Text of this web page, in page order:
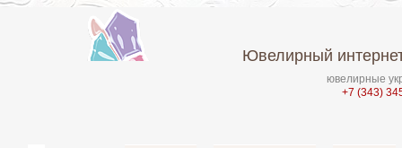
Ювелирный
ювелирные
+7 (343)